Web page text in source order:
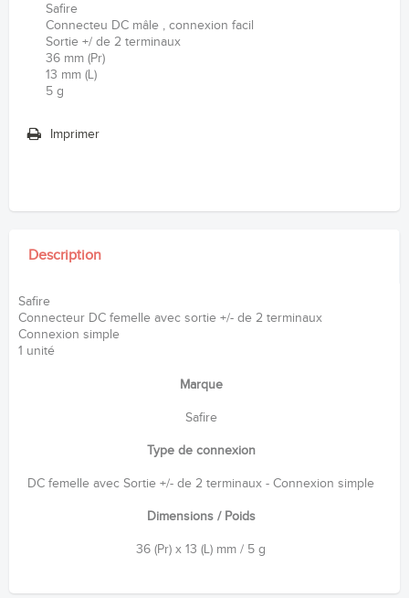
Safire
Connecteu DC mâle , connexion facil
Sortie +/ de 2 terminaux
36 mm (Pr)
13 mm (L)
5 g
Imprimer
Description
Safire
Connecteur DC femelle avec sortie +/- de 2 terminaux
Connexion simple
1 unité
Marque
Safire
Type de connexion
DC femelle avec Sortie +/- de 2 terminaux - Connexion simple
Dimensions / Poids
36 (Pr) x 13 (L) mm / 5 g